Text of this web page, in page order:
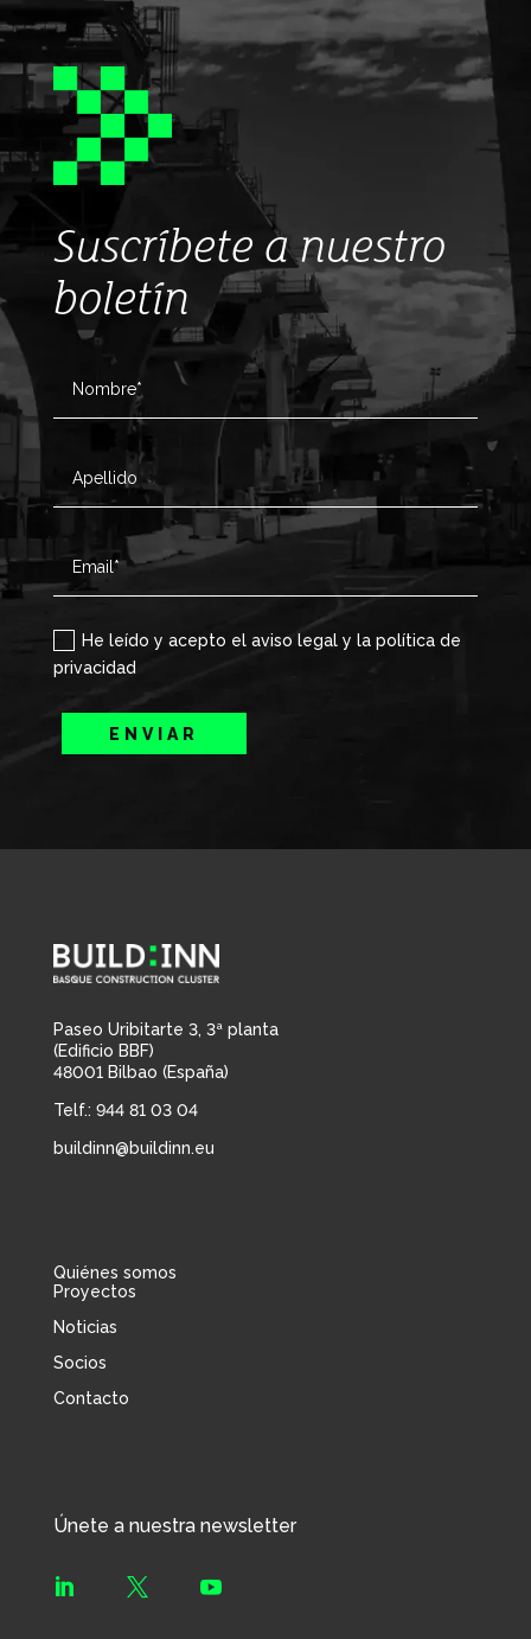
Suscríbete a nuestro
boletín
He leído y acepto el aviso legal y la política de
privacidad
ENVIAR
Paseo Uribitarte 3, 3ª planta
(Edificio BBF)
48001 Bilbao (España)
Telf.: 944 81 03 04
buildinn@buildinn.eu
Quiénes somos
Proyectos
Noticias
Socios
Contacto
Únete a nuestra newsletter
  